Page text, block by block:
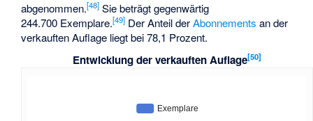
abgenommen.[48] Sie beträgt gegenwärtig
244.700 Exemplare.[49] Der Anteil derAbonnements an der
verkauften Auflage liegt bei 78,1 Prozent.
Entwicklung der verkauften Auflage[50]
Exemplare